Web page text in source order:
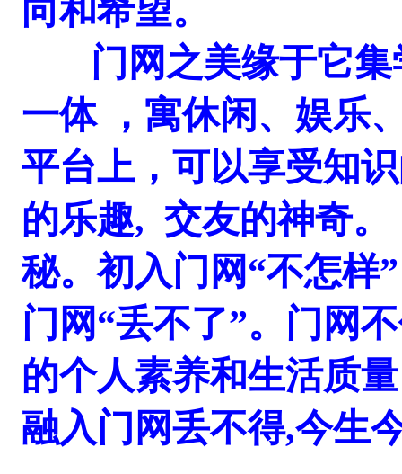
向和希望。
门网之美缘于它集
一体 ，寓休闲、娱乐
平台上，可以享受知
的乐趣, 交友的神奇
秘。初入门网“不怎样
门网“丢不了”。门网
的个人素养和生活质
融入门网丢不得,今生